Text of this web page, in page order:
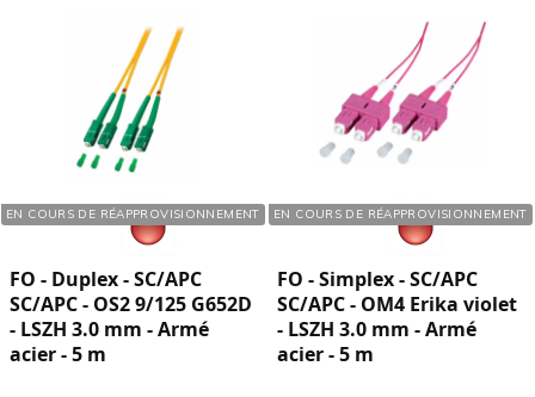
EN COURS DE RÉAPPROVISIONNEMENT
Réf. : 127051
FO - Duplex - SC/APC
SC/APC - OS2 9/125 G652D
- LSZH 3.0 mm - Armé
acier - 5 m
EN COURS DE RÉAPPROVISIONNEMENT
Réf. : 127052
FO - Simplex - SC/APC
SC/APC - OM4 Erika violet
- LSZH 3.0 mm - Armé
acier - 5 m